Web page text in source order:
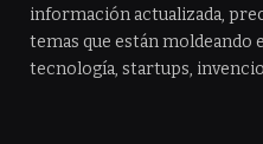
información actualizada,
temas que están moldeando
tecnología, startups,